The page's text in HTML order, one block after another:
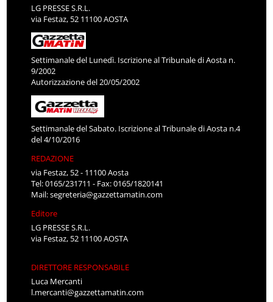
LG PRESSE S.R.L.
via Festaz, 52 11100 AOSTA
Settimanale del Lunedì. Iscrizione al Tribunale di Aosta n.
9/2002
Autorizzazione del 20/05/2002
Settimanale del Sabato. Iscrizione al Tribunale di Aosta n.4
del 4/10/2016
REDAZIONE
via Festaz, 52 - 11100 Aosta
Tel: 0165/231711 - Fax: 0165/1820141
Mail:segreteria@gazzettamatin.com
Editore
LG PRESSE S.R.L.
via Festaz, 52 11100 AOSTA
DIRETTORE RESPONSABILE
Luca Mercanti
l.mercanti@gazzettamatin.com